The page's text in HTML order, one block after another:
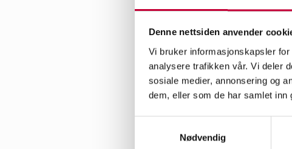
Denne nettsiden anvender
Vi bruker informasjonskapsler
analysere trafikken vår. Vi deler
sosiale medier, annonsering og
dem, eller som de har samlet inn
Nødvendig